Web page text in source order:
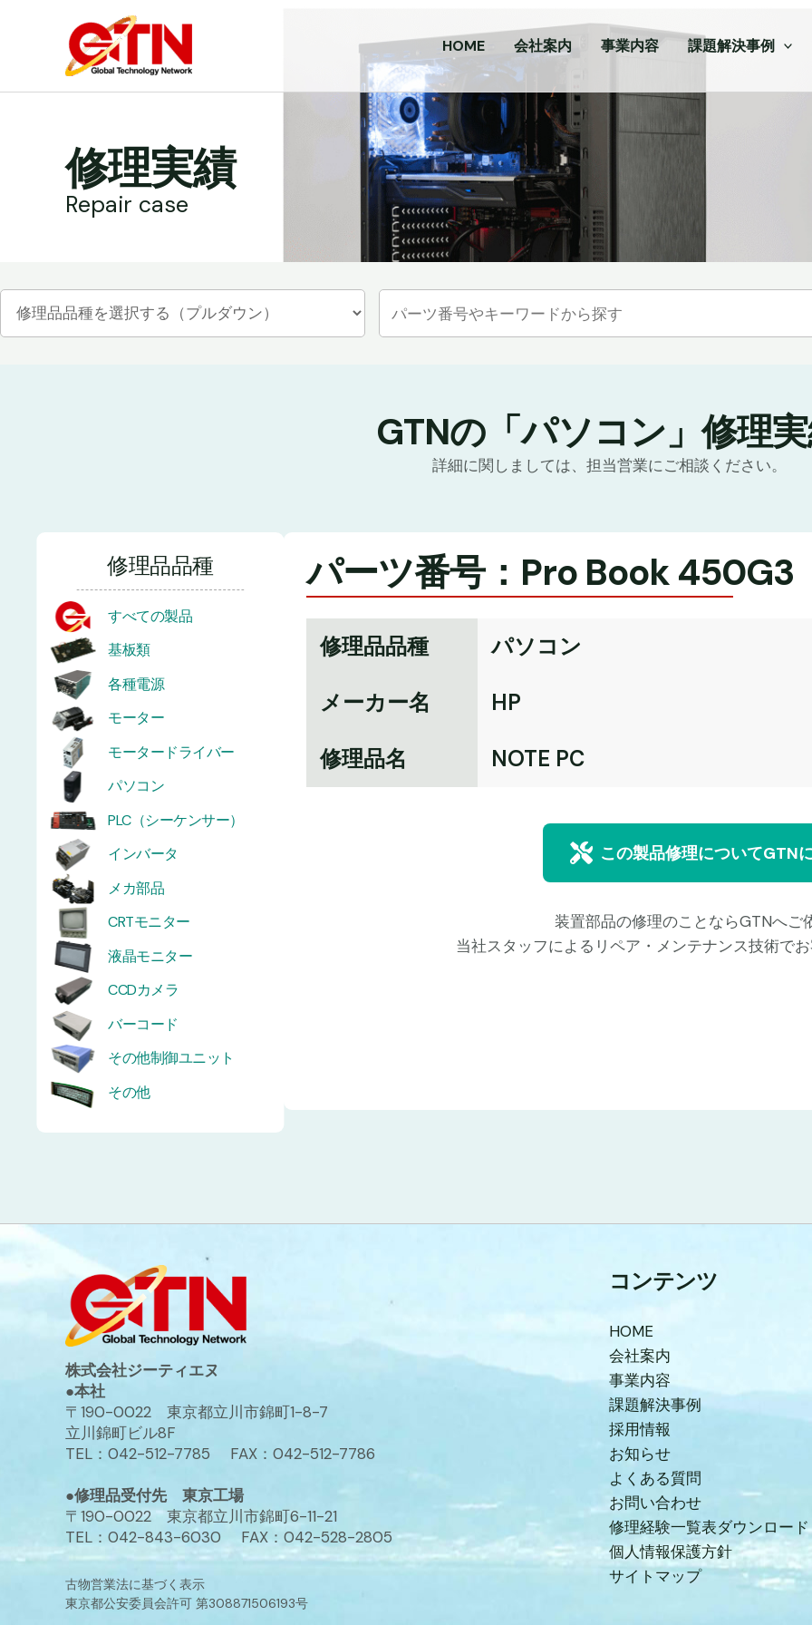
HOME 会社案内 事業内容 課題解決事例
修理実績
Repair case
GTNの「パソコン」修理
詳細に関しましては、担当営業にご相談ください。
修理品品種
すべての製品
基板類
各種電源
モーター
モータードライバー
パソコン
PLC（シーケンサー）
インバータ
メカ部品
CRTモニター
液晶モニター
CCDカメラ
バーコード
その他制御ユニット
その他
パーツ番号：Pro Book 450G3
修理品品種
パソコン
メーカー名
HP
修理品名
NOTE PC
この製品修理についてGTN
装置部品の修理のことならGTNへご
当社スタッフによるリペア・メンテナンス技術で
株式会社ジーティエヌ
●本社
〒190-0022 東京都立川市錦町1-8-7
立川錦町ビル8F
TEL：042-512-7785 FAX：042-512-7786
●修理品受付先 東京工場
〒190-0022 東京都立川市錦町6-11-21
TEL：042-843-6030 FAX：042-528-2805
古物営業法に基づく表示
東京都公安委員会許可 第308871506193号
コンテンツ
HOME
会社案内
事業内容
課題解決事例
採用情報
お知らせ
よくある質問
お問い合わせ
修理経験一覧表ダウンロード
個人情報保護方針
サイトマップ